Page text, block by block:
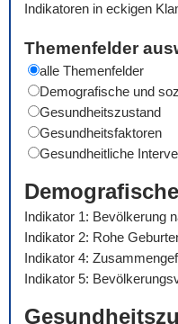
Indikatoren in eckigen
Themenfelder
alle Themenfelder
Demografische und
Gesundheitszustand
Gesundheitsfaktoren
Gesundheitliche
Indikator 1: Bevölkerung
Indikator 2: Rohe
Indikator 4:
Indikator 5: